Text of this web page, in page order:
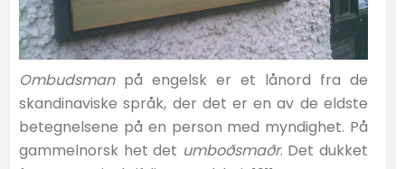
Ombudsmanpå engelsk er et lånord fra de
skandinaviske språk, der det er en av de eldste
betegnelsene på en person med myndighet. På
gammelnorsk het det umboðsmaðr. Det dukket